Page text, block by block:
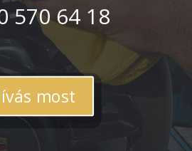
570 64 18
most